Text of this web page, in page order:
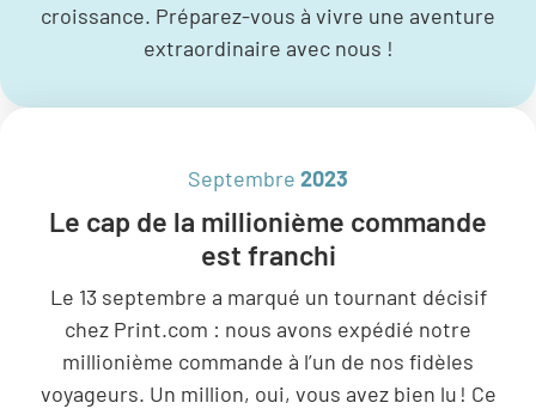
croissance. Préparez-vous à vivre une aventure
extraordinaire avec nous !
Septembre 2023
Le cap de la millionième commande
est franchi
Le 13 septembre a marqué un tournant décisif
chez Print.com : nous avons expédié notre
millionième commande à l’un de nos fidèles
voyageurs. Un million, oui, vous avez bien lu ! Ce